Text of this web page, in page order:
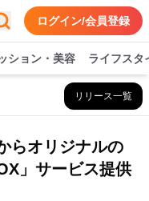
ログイン/会員登録
ション・美容 ライフスタ
リリース一覧
らオリジナルの
」サービス提供